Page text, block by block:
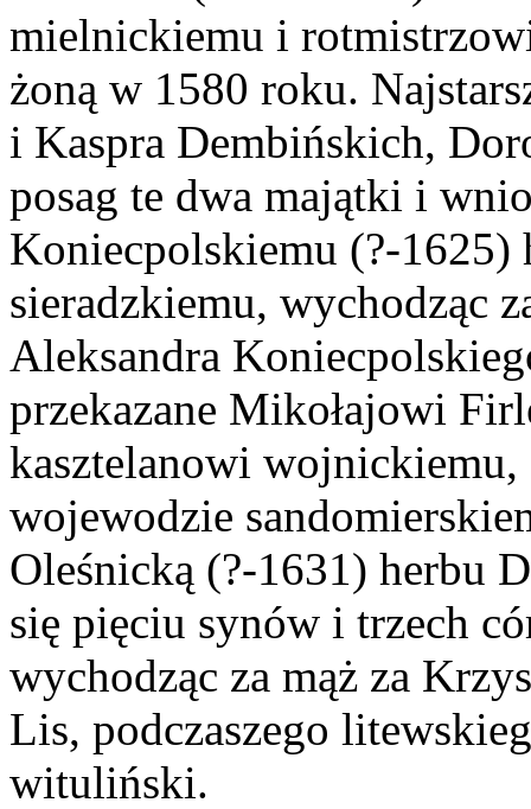
mielnickiemu i
żoną w 1580 roku.
i Kaspra Dembińskich,
posag te dwa majątki i
Koniecpolskiemu (?-1625)
sieradzkiemu, wychodząc
Aleksandra
przekazane Mikołajowi
kasztelanowi
wojewodzie
Oleśnicką (?-1631) herbu
się pięciu synów i trzech
wychodząc za mąż za
Lis, podczaszego
wituliński.